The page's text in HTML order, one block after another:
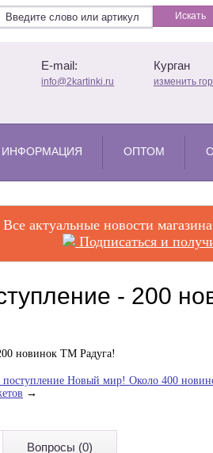
Искать
E-mail:
info@2kartinki.ru
Курган
изменить
ИНФОРМАЦИЯ ОПТОМ
Все актуальные новости
Подписаться и
- 200
новинок ТМ Радуга!
поступление Новый мир! Около 400
→
Вопросы (0)